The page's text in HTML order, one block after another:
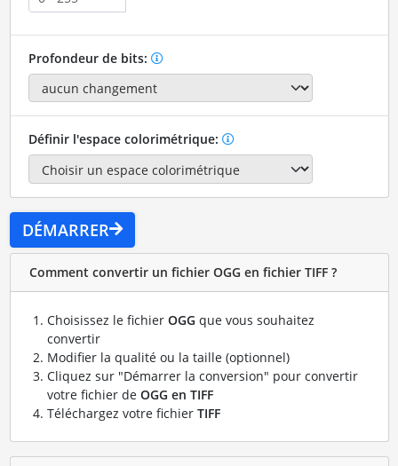
Profondeur de bits:
Définir l'espace colorimétrique:
DÉMARRER
Comment convertir un fichier OGG en fichier TIFF ?
Choisissez le fichier OGG que vous souhaitez
convertir
Modifier la qualité ou la taille (optionnel)
Cliquez sur "Démarrer la conversion" pour convertir
votre fichier de OGG en TIFF
Téléchargez votre fichier TIFF